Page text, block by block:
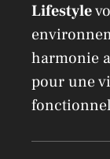
Lifestyle
harmonie
pour une